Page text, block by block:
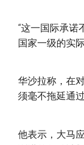
“这一国际承诺
国家一级的实
华沙拉称，在
须毫不拖延通过
他表示，大马